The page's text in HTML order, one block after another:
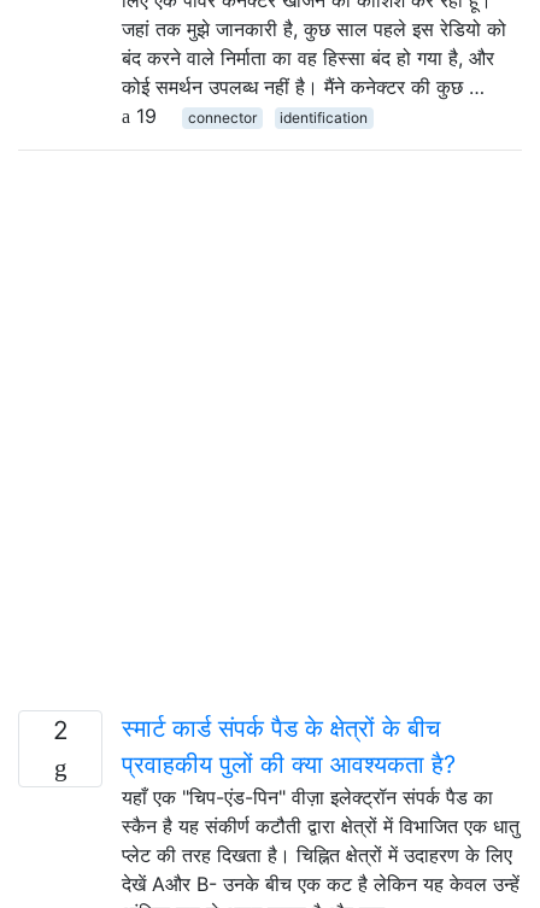
जहां तक ​​मुझे जानकारी है, कुछ साल पहले इस रेडियो को
बंद करने वाले निर्माता का वह हिस्सा बंद हो गया है, और
कोई समर्थन उपलब्ध नहीं है। मैंने कनेक्टर की कुछ …
19
connector identification
2
स्मार्ट कार्ड संपर्क पैड के क्षेत्रों के बीच
प्रवाहकीय पुलों की क्या आवश्यकता है?
यहाँ एक "चिप-एंड-पिन" वीज़ा इलेक्ट्रॉन संपर्क पैड का
स्कैन है यह संकीर्ण कटौती द्वारा क्षेत्रों में विभाजित एक धातु
प्लेट की तरह दिखता है। चिह्नित क्षेत्रों में उदाहरण के लिए
देखें Aऔर B- उनके बीच एक कट है लेकिन यह केवल उन्हें